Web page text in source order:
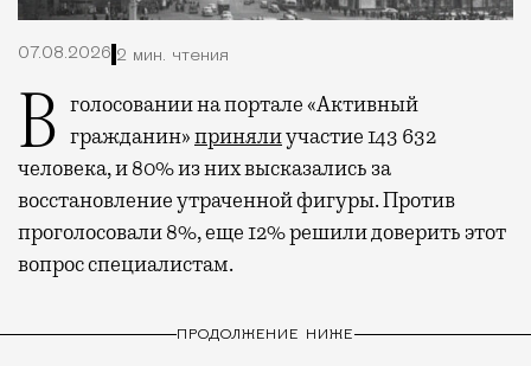
07.08.2026 2 мин. чтения
В голосовании на портале «Активный гражданин»принялиучастие 143 632
человека, и 80% из них высказались за
восстановление утраченной фигуры. Против
проголосовали 8%, еще 12% решили доверить этот
вопрос специалистам.
ПРОДОЛЖЕНИЕ НИЖЕ